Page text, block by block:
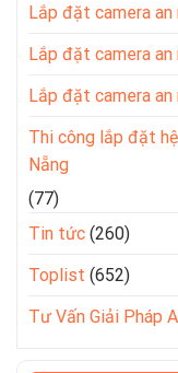
Lắp đặt camera an
Lắp đặt camera an
Lắp đặt camera an
Thi công lắp đặt
Nẵng
(77)
Tin tức (260)
Toplist (652)
Tư Vấn Giải Pháp